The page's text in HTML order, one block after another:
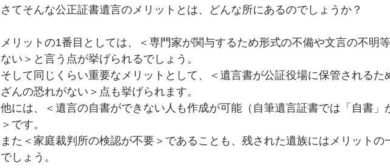
さてそんな公正証書遺言のメリットとは、どんな所にあるのでしょうか？
メリットの1番目としては、＜専門家が関与するため形式の不備や文言の不明
ない＞と言う点が挙げられるでしょう。
そして同じくらい重要なメリットとして、＜遺言書が公証役場に保管されるた
ざんの恐れがない＞点も挙げられます。
他には、＜遺言の自書ができない人も作成が可能（自筆遺言証書では「自書」
＞です。
また＜家庭裁判所の検認が不要＞であることも、残された遺族にはメリットの
でしょう。